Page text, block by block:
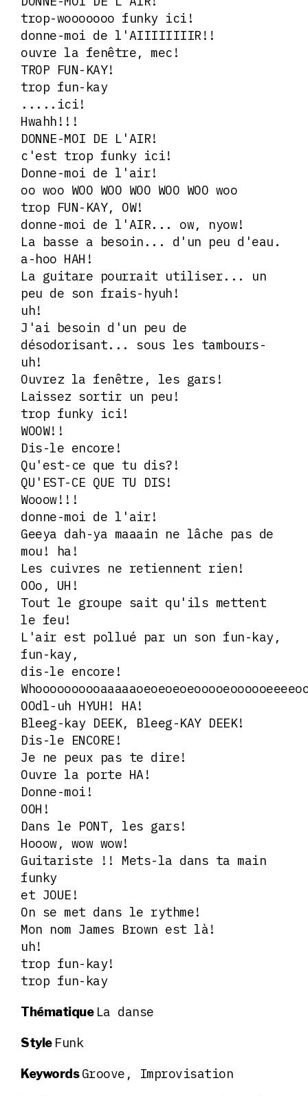
trop-wooooooo funky ici!
donne-moi de l'AIIIIIIIIR!!
ouvre la fenêtre, mec!
TROP FUN-KAY!
trop fun-kay
.....ici!
Hwahh!!!
DONNE-MOI DE L'AIR!
c'est trop funky ici!
Donne-moi de l'air!
oo woo WOO WOO WOO WOO WOO woo
trop FUN-KAY, OW!
donne-moi de l'AIR... ow, nyow!
La basse a besoin... d'un peu d'eau.
a-hoo HAH!
La guitare pourrait utiliser... un
peu de son frais-hyuh!
uh!
J'ai besoin d'un peu de
désodorisant... sous les tambours-
uh!
Ouvrez la fenêtre, les gars!
Laissez sortir un peu!
trop funky ici!
WOOW!!
Dis-le encore!
Qu'est-ce que tu dis?!
QU'EST-CE QUE TU DIS!
Wooow!!!
donne-moi de l'air!
Geeya dah-ya maaain ne lâche pas de
mou! ha!
Les cuivres ne retiennent rien!
OOo, UH!
Tout le groupe sait qu'ils mettent
le feu!
L'air est pollué par un son fun-kay,
fun-kay,
dis-le encore!
OOdl-uh HYUH! HA!
Bleeg-kay DEEK, Bleeg-KAY DEEK!
Dis-le ENCORE!
Je ne peux pas te dire!
Ouvre la porte HA!
Donne-moi!
OOH!
Dans le PONT, les gars!
Hooow, wow wow!
Guitariste !! Mets-la dans ta main
funky
et JOUE!
On se met dans le rythme!
Mon nom James Brown est là!
uh!
trop fun-kay!
trop fun-kay
Thématique La danse
Style Funk
KeywordsGroove, Improvisation